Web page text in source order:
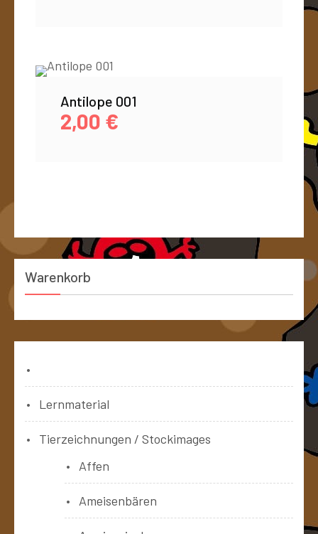
Antilope 001
2,00 €
Warenkorb
Lernmaterial
Tierzeichnungen / Stockimages
Affen
Ameisenbären